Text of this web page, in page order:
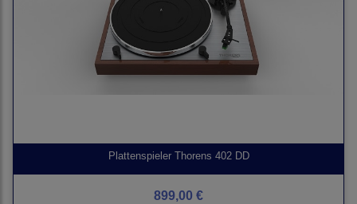
Plattenspieler Thorens 402 DD
899,00 €